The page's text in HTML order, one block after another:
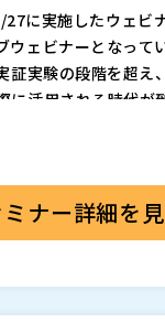
きく判断が止まって
ジョンアップ対応に
けるテスト費用・
ンダー任せの運用
囲を把握したい ・AI
あるが、「本当に現
ストの問題は、単
社調査から見えた
としてなぜコスト増
理します。
性は分かっているが
に実施したウェビ
ェビナーとなってい
証実験の段階を超え
に活用される時代が
は、2026年のQA（品
再現性のあるパイロ
くりのポイントなど
ァイが現在開発中の
モも紹介します。
入検討したいという
できないことを整理
ナー詳細を